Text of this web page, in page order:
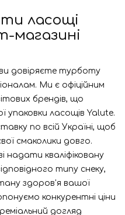
ласощі
магазині
довіряєте турботу
Ми є офіційним
брендів, що
упаковки ласощів Yalute.
по всій Україні, щоб
смаколики довго.
надати кваліфіковану
типу снеку,
здоров'я вашої
конкурентні ціни
догляд